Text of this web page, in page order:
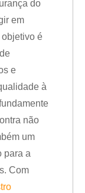
do
em
é
e
à
não
um
para a
Com